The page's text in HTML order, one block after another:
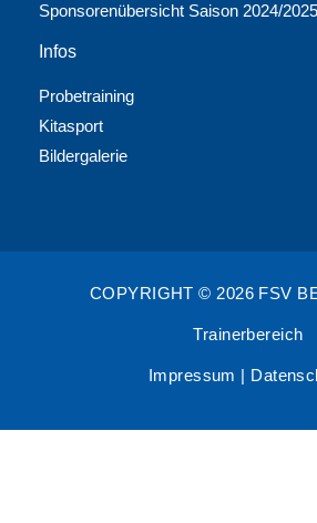
Sponsorenübersicht Saison 2024/2025
Infos
Probetraining
Kitasport
Bildergalerie
COPYRIGHT © 2026 FSV
Trainerbereich
Impressum